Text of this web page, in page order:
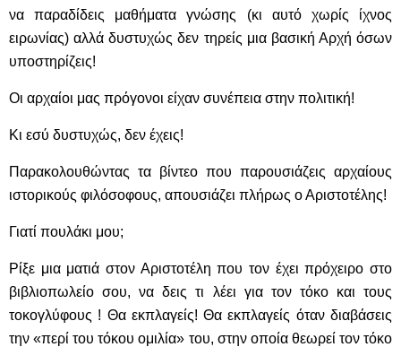
να παραδίδεις μαθήματα γνώσης (κι αυτό χωρίς ίχνος
ειρωνίας) αλλά δυστυχώς δεν τηρείς μια βασική Αρχή όσων
υποστηρίζεις!
Οι αρχαίοι μας πρόγονοι είχαν συνέπεια στην πολιτική!
Κι εσύ δυστυχώς, δεν έχεις!
Παρακολουθώντας τα βίντεο που παρουσιάζεις αρχαίους
ιστορικούς φιλόσοφους, απουσιάζει πλήρως ο Αριστοτέλης!
Γιατί πουλάκι μου;
Ρίξε μια ματιά στον Αριστοτέλη που τον έχει πρόχειρο στο
βιβλιοπωλείο σου, να δεις τι λέει για τον τόκο και τους
τοκογλύφους ! Θα εκπλαγείς! Θα εκπλαγείς όταν διαβάσεις
την «περί του τόκου ομιλία» του, στην οποία θεωρεί τον τόκο